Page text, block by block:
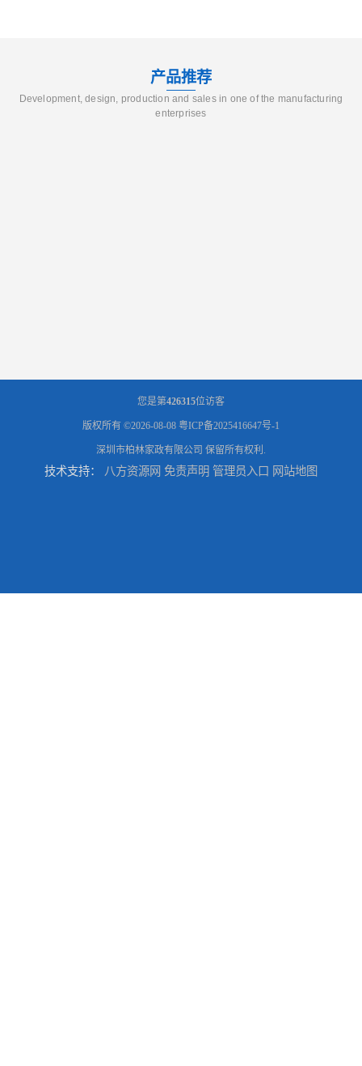
产品推荐
Development, design, production and sales in one of the manufacturing
enterprises
您是第426315位访客
版权所有 ©2026-08-08 粤ICP备2025416647号-1
深圳市柏林家政有限公司 保留所有权利.
技术支持： 八方资源网 免责声明 管理员入口 网站地图